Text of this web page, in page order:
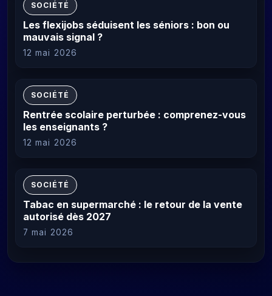
SOCIÉTÉ
Les flexijobs séduisent les séniors : bon ou
mauvais signal ?
12 mai 2026
SOCIÉTÉ
Rentrée scolaire perturbée : comprenez-vous
les enseignants ?
12 mai 2026
SOCIÉTÉ
Tabac en supermarché : le retour de la vente
autorisé dès 2027
7 mai 2026